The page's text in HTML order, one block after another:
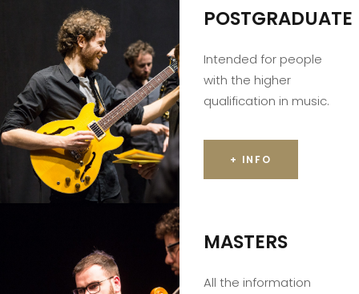
POSTGRADUATE
Intended for people
with the higher
qualification in music.
+ INFO
MASTERS
All the information